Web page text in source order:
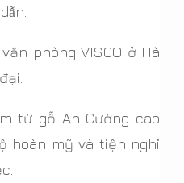
phòng VISCO ở Hà
từ gỗ An Cường cao
hoàn mỹ và tiện nghi